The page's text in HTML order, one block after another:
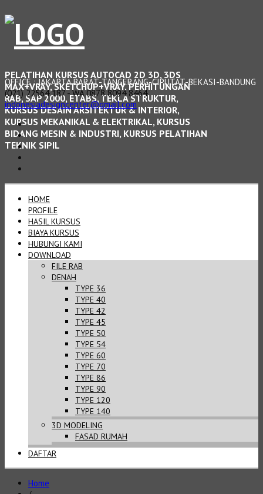
PELATIHAN KURSUS AUTOCAD 2D 3D, 3DS
MAX+VRAY, SKETCHUP+VRAY, PERHITUNGAN
RAB, SAP 2000, ETABS, TEKLA STRUKTUR,
KURSUS DESAIN ARSITEKTUR & INTERIOR,
KURSUS MEKANIKAL & ELEKTRIKAL, KURSUS
BIDANG MESIN & INDUSTRI, KURSUS PELATIHAN
TEKNIK SIPIL
OFFICE : JAKARTA BARAT-TANGERANG-CIPUTAT-BEKASI-BANDUNG
(021) 22564 187 - WA 0878 8094 8464
indonesiadesigncenter@gmail.com
HOME
PROFILE
HASIL KURSUS
BIAYA KURSUS
HUBUNGI KAMI
DOWNLOAD
FILE RAB
DENAH
TYPE 36
TYPE 40
TYPE 42
TYPE 45
TYPE 50
TYPE 54
TYPE 60
TYPE 70
TYPE 86
TYPE 90
TYPE 120
TYPE 140
3D MODELING
FASAD RUMAH
DAFTAR
Home